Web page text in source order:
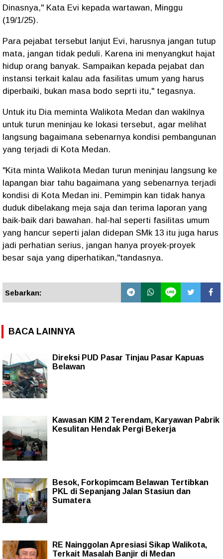
Dinasnya," Kata Evi kepada wartawan, Minggu
(19/1/25).
Para pejabat tersebut lanjut Evi, harusnya jangan tutup
mata, jangan tidak peduli. Karena ini menyangkut hajat
hidup orang banyak. Sampaikan kepada pejabat dan
instansi terkait kalau ada fasilitas umum yang harus
diperbaiki, bukan masa bodo seprti itu," tegasnya.
Untuk itu Dia meminta Walikota Medan dan wakilnya
untuk turun meninjau ke lokasi tersebut, agar melihat
langsung bagaimana sebenarnya kondisi pembangunan
yang terjadi di Kota Medan.
"Kita minta Walikota Medan turun meninjau langsung ke
lapangan biar tahu bagaimana yang sebenarnya terjadi
kondisi di Kota Medan ini. Pemimpin kan tidak hanya
duduk dibelakang meja saja dan terima laporan yang
baik-baik dari bawahan. hal-hal seperti fasilitas umum
yang hancur seperti jalan didepan SMk 13 itu juga harus
jadi perhatian serius, jangan hanya proyek-proyek
besar saja yang diperhatikan,"tandasnya.
Sebarkan:
BACA LAINNYA
Direksi PUD Pasar Tinjau Pasar Kapuas
Belawan
Kawasan KIM 2 Terendam, Karyawan Pabrik
Kesulitan Hendak Pergi Bekerja
Besok, Forkopimcam Belawan Tertibkan
PKL di Sepanjang Jalan Stasiun dan
Sumatera
RE Nainggolan Apresiasi Sikap Walikota,
Terkait Masalah Banjir di Medan